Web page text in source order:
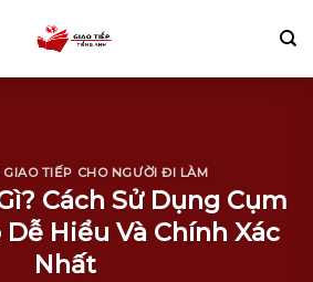
TIẾP CHO NGƯỜI ĐI LÀM
Cách Sử Dụng Cụm
Hiểu Và Chính Xác
Nhất